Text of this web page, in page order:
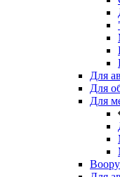
Для
Для
Для